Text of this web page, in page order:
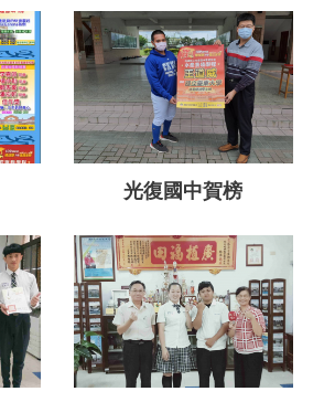
光復國中賀榜